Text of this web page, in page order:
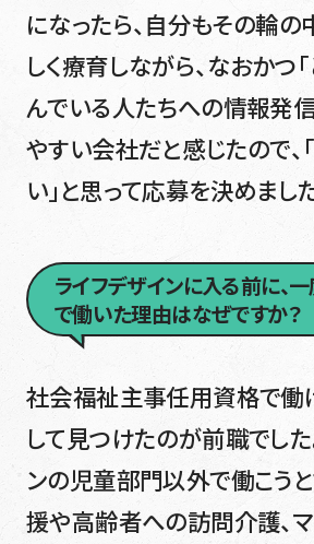
になったら、自分もその輪の
しく療育しながら、なおかつ「
んでいる人たちへの情報発
やすい会社だと感じたので、
い」と思って応募を決めまし
ライフデザインに入る前に、
で働いた理由はなぜですか？
社会福祉主事任用資格で働
して見つけたのが前職でした
ンの児童部門以外で働こう
援や高齢者への訪問介護、マ